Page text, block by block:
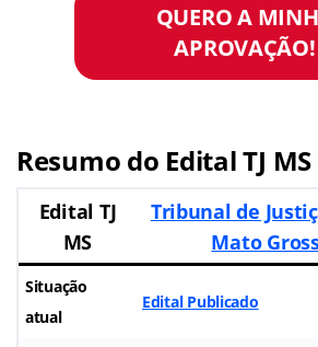
QUERO A
APROVAÇÃO!
Resumo do Edital TJ MS
Edital TJ
MS
Tribunal de
Mato
Situação
atual
Edital Publicado